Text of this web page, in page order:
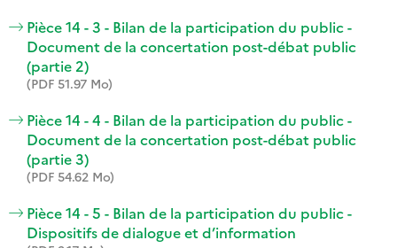
Pièce 14 - 3 - Bilan de la participation du public -
Document de la concertation post-débat public
(partie 2)
(PDF 51.97 Mo)
Pièce 14 - 4 - Bilan de la participation du public -
Document de la concertation post-débat public
(partie 3)
(PDF 54.62 Mo)
Pièce 14 - 5 - Bilan de la participation du public -
Dispositifs de dialogue et d’information